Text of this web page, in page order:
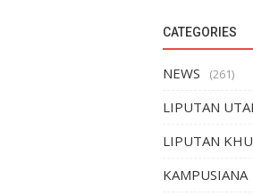
CATEGORIES
NEWS (261)
LIPUTAN
LIPUTAN
KAMPUSIANA